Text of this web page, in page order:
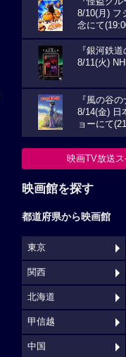
8/10(月) フ
念にて
『銀河鉄道
8/11(火)
『風の谷の
8/14(金) 日
ョーにて
映画TV放送
映画館を探す
都道府県から映画館
東京
関西
北海道
甲信越
中国